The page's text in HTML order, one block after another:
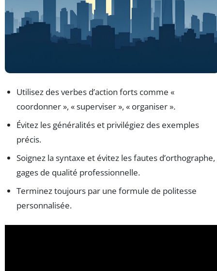
Utilisez des verbes d’action forts comme «
coordonner », « superviser », « organiser ».
Évitez les généralités et privilégiez des exemples
précis.
Soignez la syntaxe et évitez les fautes d’orthographe,
gages de qualité professionnelle.
Terminez toujours par une formule de politesse
personnalisée.